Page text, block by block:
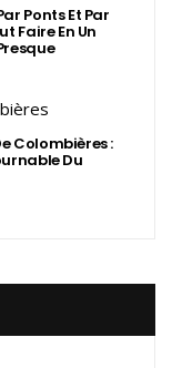
Ponts Et Par
Faire En Un
Colombières :
Du